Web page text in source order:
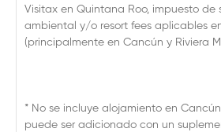
Visitax en Quintana Roo, impuesto de
ambiental y/o resort fees aplicables
(principalmente en Cancún y Riviera
* No se incluye alojamiento en
puede ser adicionado con un